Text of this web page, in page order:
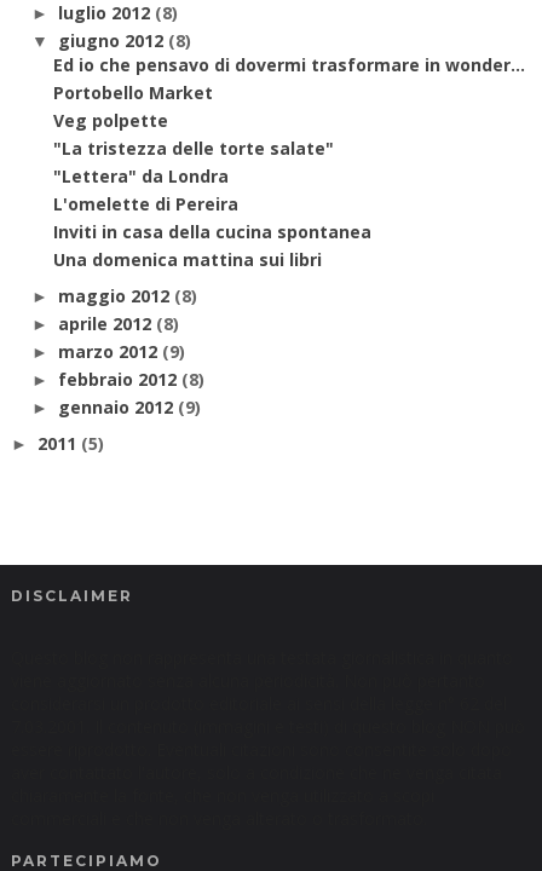
► luglio 2012 (8)
▼ giugno 2012 (8)
Ed io che pensavo di dovermi trasformare in wonder...
Portobello Market
Veg polpette
"La tristezza delle torte salate"
"Lettera" da Londra
L'omelette di Pereira
Inviti in casa della cucina spontanea
Una domenica mattina sui libri
► maggio 2012 (8)
► aprile 2012 (8)
► marzo 2012 (9)
► febbraio 2012 (8)
► gennaio 2012 (9)
► 2011 (5)
DISCLAIMER
PARTECIPIAMO